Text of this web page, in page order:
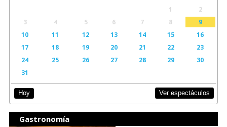
1
2
3
4 5 6 7 8
9
10
11 12 13 14 15
16
17
18 19 20 21 22
23
24
25 26 27 28 29
30
31
Hoy Ver espectáculos
Gastronomía